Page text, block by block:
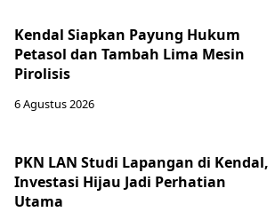
Kendal Siapkan Payung Hukum
Petasol dan Tambah Lima Mesin
Pirolisis
6 Agustus 2026
PKN LAN Studi Lapangan di Kendal,
Investasi Hijau Jadi Perhatian
Utama